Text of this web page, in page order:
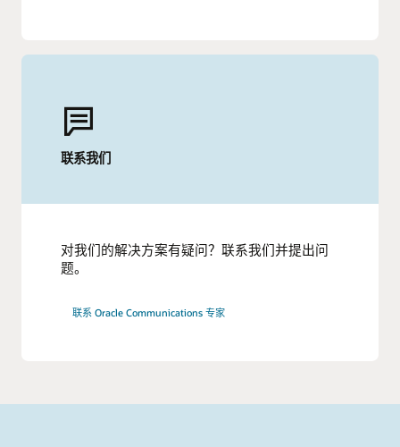
联系我们
对我们的解决方案有疑问？联系我们并提出问
题。
联系 Oracle Communications 专家